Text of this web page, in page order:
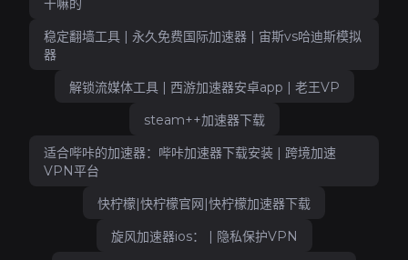
干嘛的
稳定翻墙工具 | 永久免费国际加速器 | 宙斯vs哈迪斯模拟
器
解锁流媒体工具 | 西游加速器安卓app | 老王VP
steam++加速器下载
适合哔咔的加速器：哔咔加速器下载安装 | 跨境加速
VPN平台
快柠檬|快柠檬官网|快柠檬加速器下载
旋风加速器ios： | 隐私保护VPN